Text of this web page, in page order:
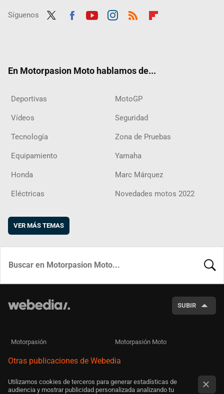
Síguenos
En Motorpasion Moto hablamos de...
Deportivas MotoGP
Vídeos Seguridad
Tecnología Zona de Pruebas
Equipamiento Yamaha
Honda Marc Márquez
Eléctricas Novedades motos 2022
VER MÁS TEMAS
SUBIR
Motorpasión Motorpasión Moto
Otras publicaciones de Webedia
Utilizamos cookies de terceros para generar estadísticas de
audiencia y mostrar publicidad personalizada analizando tu